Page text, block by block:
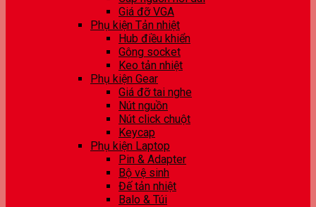
Giá đỡ VGA
Phụ kiện Tản nhiệt
Hub điều khiển
Gông socket
Keo tản nhiệt
Phụ kiện Gear
Giá đỡ tai nghe
Nút nguồn
Nút click chuột
Keycap
Phụ kiện Laptop
Pin & Adapter
Bộ vệ sinh
Đế tản nhiệt
Balo & Túi